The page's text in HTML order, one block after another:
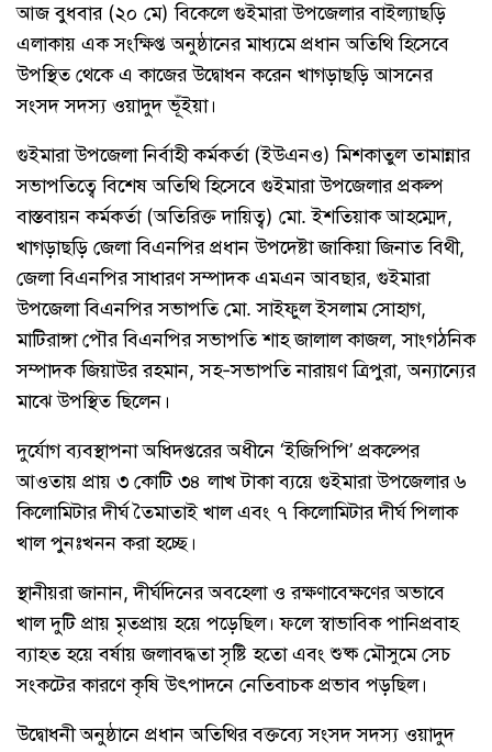
আজ বুধবার (২০ মে) বিকেলে গুইমারা উপজেলার বাইল্যাছড়ি
এলাকায় এক সংক্ষিপ্ত অনুষ্ঠানের মাধ্যমে প্রধান অতিথি হিসেবে
উপস্থিত থেকে এ কাজের উদ্বোধন করেন খাগড়াছড়ি আসনের
সংসদ সদস্য ওয়াদুদ ভূঁইয়া।
গুইমারা উপজেলা নির্বাহী কর্মকর্তা (ইউএনও) মিশকাতুল তামান্নার
সভাপতিত্বে বিশেষ অতিথি হিসেবে গুইমারা উপজেলার প্রকল্প
বাস্তবায়ন কর্মকর্তা (অতিরিক্ত দায়িত্ব) মো. ইশতিয়াক আহম্মেদ,
খাগড়াছড়ি জেলা বিএনপির প্রধান উপদেষ্টা জাকিয়া জিনাত বিথী,
জেলা বিএনপির সাধারণ সম্পাদক এমএন আবছার, গুইমারা
উপজেলা বিএনপির সভাপতি মো. সাইফুল ইসলাম সোহাগ,
মাটিরাঙ্গা পৌর বিএনপির সভাপতি শাহ জালাল কাজল, সাংগঠনিক
সম্পাদক জিয়াউর রহমান, সহ-সভাপতি নারায়ণ ত্রিপুরা, অন্যান্যের
মাঝে উপস্থিত ছিলেন।
দুর্যোগ ব্যবস্থাপনা অধিদপ্তরের অধীনে ‘ইজিপিপি’ প্রকল্পের
আওতায় প্রায় ৩ কোটি ৩৪ লাখ টাকা ব্যয়ে গুইমারা উপজেলার ৬
কিলোমিটার দীর্ঘ তৈমাতাই খাল এবং ৭ কিলোমিটার দীর্ঘ পিলাক
খাল পুনঃখনন করা হচ্ছে।
স্থানীয়রা জানান, দীর্ঘদিনের অবহেলা ও রক্ষণাবেক্ষণের অভাবে
খাল দুটি প্রায় মৃতপ্রায় হয়ে পড়েছিল। ফলে স্বাভাবিক পানিপ্রবাহ
ব্যাহত হয়ে বর্ষায় জলাবদ্ধতা সৃষ্টি হতো এবং শুষ্ক মৌসুমে সেচ
সংকটের কারণে কৃষি উৎপাদনে নেতিবাচক প্রভাব পড়ছিল।
উদ্বোধনী অনুষ্ঠানে প্রধান অতিথির বক্তব্যে সংসদ সদস্য ওয়াদুদ